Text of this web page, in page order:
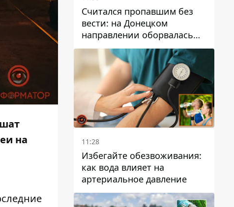
на
Считался пропавшим без
вести: на Донецком
направлении оборвалась
жизнь Анатолия Ткачука из
Днепропетровской области
11:28
Избегайте обезвоживания:
как вода влияет на
артериальное давление